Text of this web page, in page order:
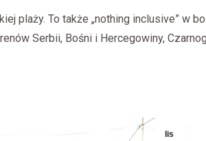
plaży. To także „nothing inclusive” w
Serbii, Bośni i Hercegowiny,
lis